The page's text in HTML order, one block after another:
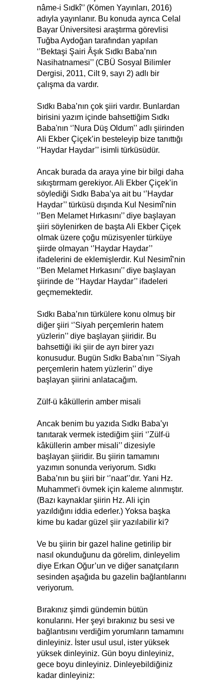
nâme-i Sıdkî’’ (Kömen Yayınları, 2016)
adıyla yayınlanır. Bu konuda ayrıca Celal
Bayar Üniversitesi araştırma görevlisi
Tuğba Aydoğan tarafından yapılan
‘’Bektaşi Şairi Âşık Sıdkı Baba’nın
Nasihatnamesi’’ (CBÜ Sosyal Bilimler
Dergisi, 2011, Cilt 9, sayı 2) adlı bir
çalışma da vardır.
Sıdkı Baba’nın çok şiiri vardır. Bunlardan
birisini yazım içinde bahsettiğim Sıdkı
Baba'nın ‘’Nura Düş Oldum’’ adlı şiirinden
Ali Ekber Çiçek’in besteleyip bize tanıttığı
‘’Haydar Haydar’’ isimli türküsüdür.
Ancak burada da araya yine bir bilgi daha
sıkıştırmam gerekiyor. Ali Ekber Çiçek’in
söylediği Sıdkı Baba’ya ait bu ‘’Haydar
Haydar’’ türküsü dışında Kul Nesimî’nin
‘’Ben Melamet Hırkasını’’ diye başlayan
şiiri söylenirken de başta Ali Ekber Çiçek
olmak üzere çoğu müzisyenler türküye
şiirde olmayan ‘’Haydar Haydar’’
ifadelerini de eklemişlerdir. Kul Nesimî’nin
‘’Ben Melamet Hırkasını’’ diye başlayan
şiirinde de ‘’Haydar Haydar’’ ifadeleri
geçmemektedir.
Sıdkı Baba’nın türkülere konu olmuş bir
diğer şiiri ‘’Siyah perçemlerin hatem
yüzlerin’’ diye başlayan şiiridir. Bu
bahsettiği iki şiir de ayrı birer yazı
konusudur. Bugün Sıdkı Baba'nın ’'Siyah
perçemlerin hatem yüzlerin’’ diye
başlayan şiirini anlatacağım.
Zülf-ü kâküllerin amber misali
Ancak benim bu yazıda Sıdkı Baba’yı
tanıtarak vermek istediğim şiiri ‘’Zülf-ü
kâküllerin amber misali’’ dizesiyle
başlayan şiiridir. Bu şiirin tamamını
yazımın sonunda veriyorum. Sıdkı
Baba’nın bu şiiri bir ‘’naat’’dır. Yani Hz.
Muhammet’i övmek için kaleme alınmıştır.
(Bazı kaynaklar şiirin Hz. Ali için
yazıldığını iddia ederler.) Yoksa başka
kime bu kadar güzel şiir yazılabilir ki?
Ve bu şiirin bir gazel haline getirilip bir
nasıl okunduğunu da görelim, dinleyelim
diye Erkan Oğur’un ve diğer sanatçıların
sesinden aşağıda bu gazelin bağlantılarını
veriyorum.
Bırakınız şimdi gündemin bütün
konularını. Her şeyi bırakınız bu sesi ve
bağlantısını verdiğim yorumların tamamını
dinleyiniz. İster usul usul, ister yüksek
yüksek dinleyiniz. Gün boyu dinleyiniz,
gece boyu dinleyiniz. Dinleyebildiğiniz
kadar dinleyiniz: